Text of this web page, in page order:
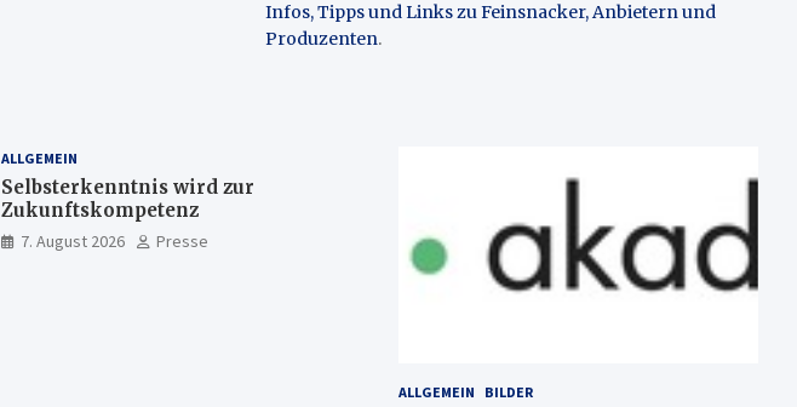
Infos, Tipps und Links zu Feinsnacker, Anbietern und
Produzenten.
ALLGEMEIN
Selbsterkenntnis wird zur
Zukunftskompetenz
7. August 2026 Presse
ALLGEMEIN BILDER